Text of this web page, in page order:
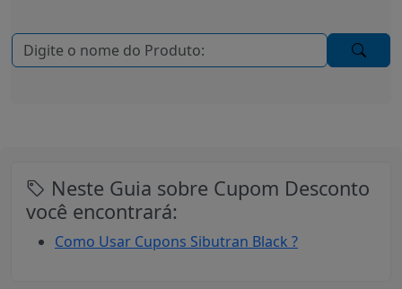
Neste Guia sobre Cupom Desconto
você encontrará:
Como Usar Cupons Sibutran Black ?